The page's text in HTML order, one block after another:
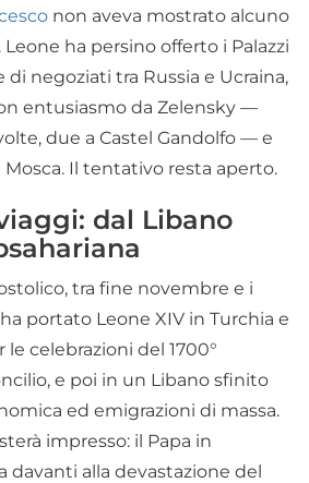
non aveva mostrato alcuno
ha persino offerto i Palazzi
negoziati tra Russia e Ucraina,
entusiasmo da Zelensky —
due a Castel Gandolfo — e
Il tentativo resta aperto.
dal Libano
tra fine novembre e i
portato Leone XIV in Turchia e
le celebrazioni del 1700°
e poi in un Libano sfinito
ed emigrazioni di massa.
impresso: il Papa in
davanti alla devastazione del